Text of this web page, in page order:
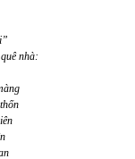
nhà: